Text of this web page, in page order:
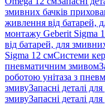
змивних бачків
живлення від батарей,
монтажу Geberit Sigma
від батарей, для
Sigma 12 смСистеми
пневматичним змивом
роботою унітаза з
змивуЗапасні деталі
змивуЗапасні деталі